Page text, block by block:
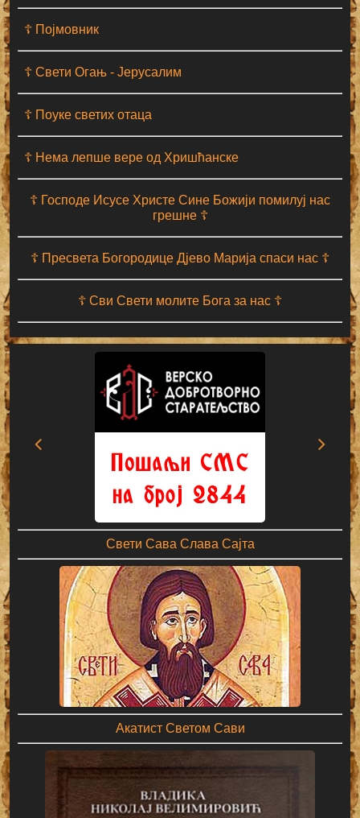
☦ Појмовник
☦ Свети Огањ - Јерусалим
☦ Поуке светих отаца
☦ Нема лепше вере од Хришћанске
☦ Господе Исусе Христе Сине Божији помилуј нас
грешне ☦
☦ Пресвета Богородице Дјево Марија спаси нас ☦
☦ Сви Свети молите Бога за нас ☦
Свети Сава Слава Сајта
Акатист Светом Сави